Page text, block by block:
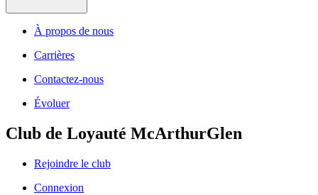
À propos de nous
Carrières
Contactez-nous
Évoluer
Club de Loyauté McArthurGlen
Rejoindre le club
Connexion